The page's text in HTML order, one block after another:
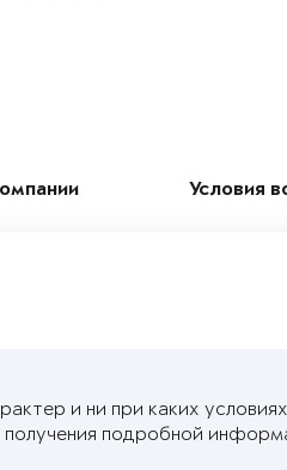
Условия
и ни при каких
подробной